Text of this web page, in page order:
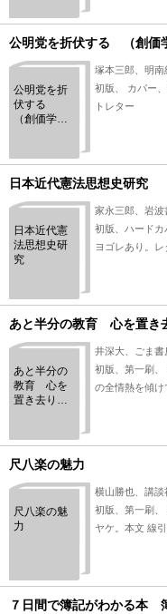
公明党を折伏する （創価
公明党を折
伏する
（創価学会
塚本三郎、明
初版、 カバー
トレター
日本近代憲法思想史研究
日本近代憲
法思想史研
究
家永三郎、岩
初版、ハードカ
ヨゴレあり。レ
あと半分の教育 心を置き
あと半分の
教育 心を
置き去りに
井深大、ごま
初版、第一刷
の全情熱を傾
尺八楽の魅力
尺八楽の魅
力
横山勝也、講
初版、第一刷
ヤケ。本文 線
７日間で簿記がわかる本